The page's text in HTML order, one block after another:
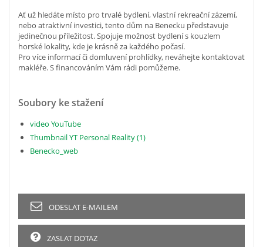
Ať už hledáte místo pro trvalé bydlení, vlastní rekreační zázemí,
nebo atraktivní investici, tento dům na Benecku představuje
jedinečnou příležitost. Spojuje možnost bydlení s kouzlem
horské lokality, kde je krásně za každého počasí.
Pro více informací či domluvení prohlídky, neváhejte kontaktovat
makléře. S financováním Vám rádi pomůžeme.
Soubory ke stažení
video YouTube
Thumbnail YT Personal Reality (1)
Benecko_web
ODESLAT E-MAILEM
ZASLAT DOTAZ